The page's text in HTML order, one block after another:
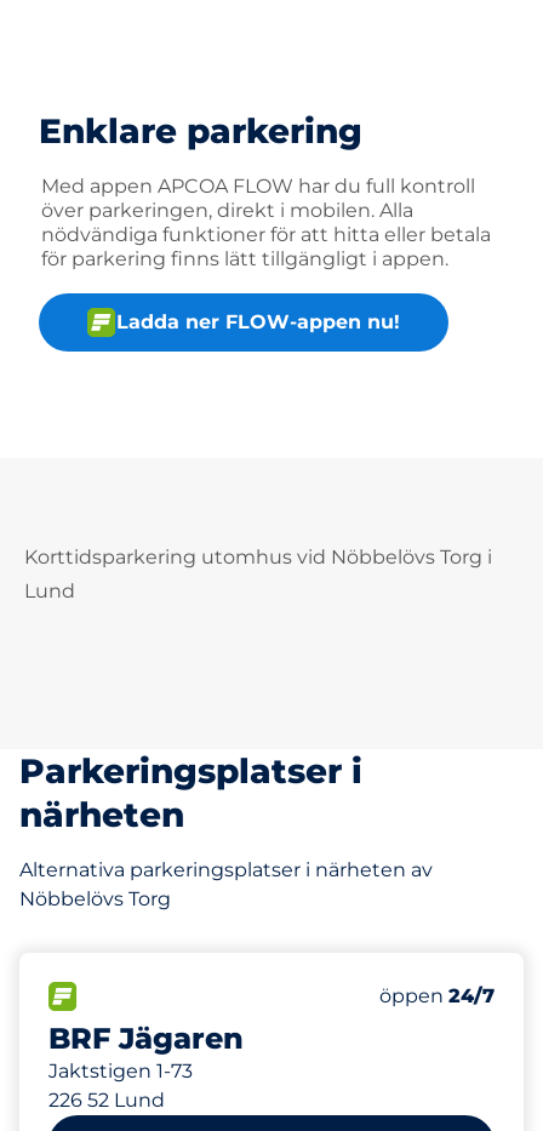
Enklare parkering
Med appen APCOA FLOW har du full kontroll
över parkeringen, direkt i mobilen. Alla
nödvändiga funktioner för att hitta eller betala
för parkering finns lätt tillgängligt i appen.
Ladda ner FLOW-appen nu!
Korttidsparkering utomhus vid Nöbbelövs Torg i
Lund
Parkeringsplatser i
närheten
Alternativa parkeringsplatser i närheten av
Nöbbelövs Torg
BRF Jägaren
Jaktstigen 1-73
226 52 Lund
Lördag
öppen 24/7
185 m